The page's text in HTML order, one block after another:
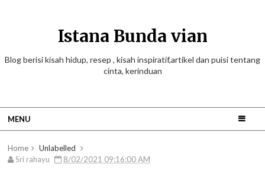
Istana Bunda vian
Blog berisi kisah hidup, resep , kisah inspiratif,artikel dan puisi tentang
cinta, kerinduan
MENU
Home
Unlabelled
Sri rahayu
8/02/2021 09:16:00 AM